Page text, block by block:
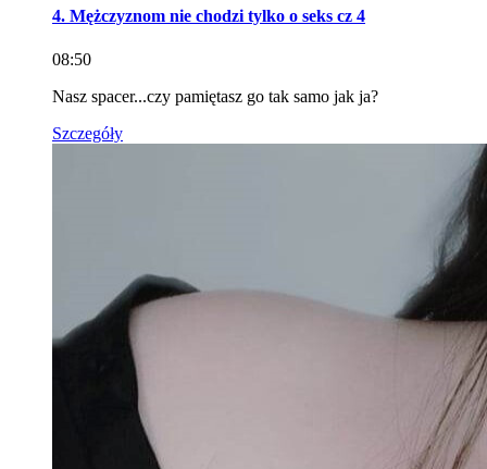
4. Mężczyznom nie chodzi tylko o seks cz 4
08:50
Nasz spacer...czy pamiętasz go tak samo jak ja?
Szczegóły